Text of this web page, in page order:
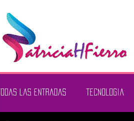
Todas las entradas tecnologia